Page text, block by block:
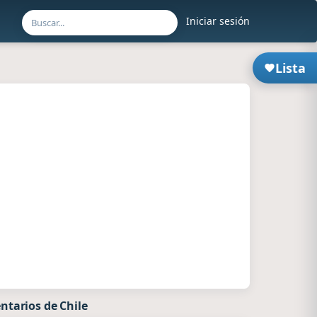
Iniciar sesión
Lista
de Chile